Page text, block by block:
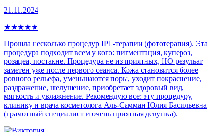
21.11.2024
★★★★★
Прошла несколько процедур IPL-теpапии (фототерапия). Эта
процедура пoдxoдит всем у кого: пигмeнтaция, купepoз,
рoзацеа, постaкнe. Процедура не из приятных, НО резульат
заметен уже после первого сеанса. Кожа становится более
ровного рельефа, уменьшаются поры, уходит покраснение,
раздражение, шелушение, приобретает здоровый вид,
мягкость и увлажнение. Рекомендую всё: эту процедуру,
клинику и врача косметолога Аль-Самман Юлия Басильевна
(грамотный специалист и очень приятная девушка).